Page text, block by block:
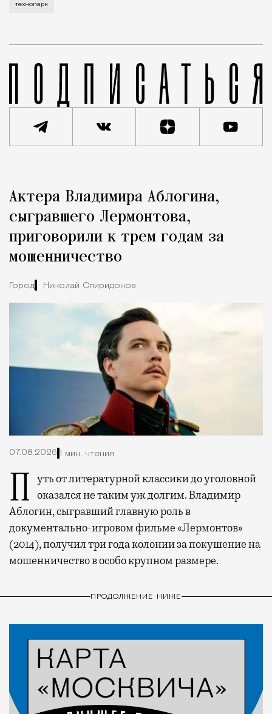
технопарк
Город
Актера Владимира Аблогина,
сыгравшего Лермонтова,
приговорили к трем годам за
мошенничество
Город Николай Спиридонов
07.08.2026 1 мин. чтения
Путь от литературной классики до уголовной оказался не таким уж долгим. Владимир
Аблогин, сыгравший главную роль в
документально-игровом фильме «Лермонтов»
(2014), получил три года колонии за покушение на
мошенничество в особо крупном размере.
ПРОДОЛЖЕНИЕ НИЖЕ